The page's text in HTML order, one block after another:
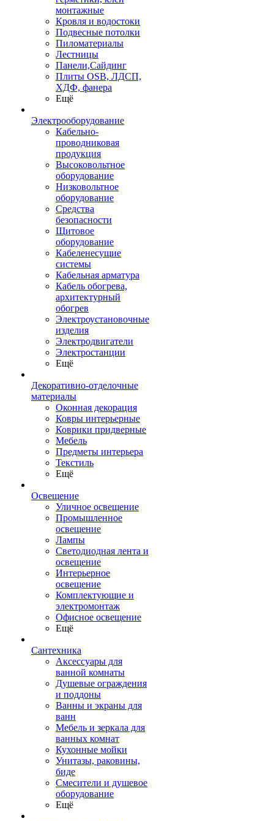
монтажные
Кровля и водостоки
Подвесные потолки
Пиломатериалы
Лестницы
Панели,Сайдинг
Плиты OSB, ЛДСП,
ХДФ, фанера
Ещё
Электрооборудование
Кабельно-
проводниковая
продукция
Высоковольтное
оборудование
Низковольтное
оборудование
Средства
безопасности
Щитовое
оборудование
Кабеленесущие
системы
Кабельная арматура
Кабель обогрева,
архитектурный
обогрев
Электроустановочные
изделия
Электродвигатели
Электростанции
Ещё
Декоративно-отделочные
материалы
Оконная декорация
Ковры интерьерные
Коврики придверные
Мебель
Предметы интерьера
Текстиль
Ещё
Освещение
Уличное освещение
Промышленное
освещение
Лампы
Светодиодная лента и
освещение
Интерьерное
освещение
Комплектующие и
электромонтаж
Офисное освещение
Ещё
Сантехника
Аксессуары для
ванной комнаты
Душевые ограждения
и поддоны
Ванны и экраны для
ванн
Мебель и зеркала для
ванных комнат
Кухонные мойки
Унитазы, раковины,
биде
Смесители и душевое
оборудование
Ещё